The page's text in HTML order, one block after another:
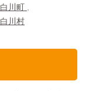
川町
川村